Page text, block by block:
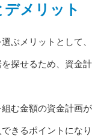
メリット
ぶメリットとして、
探せるため、資金計
む金額の資金計画が
きるポイントになり